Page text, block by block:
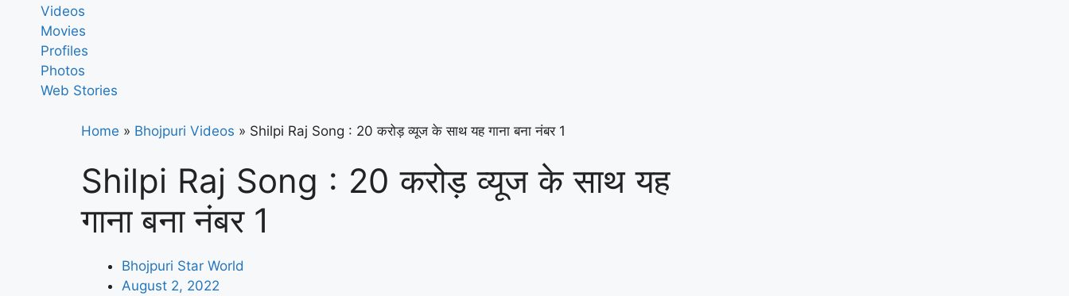
Videos
Movies
Profiles
Photos
Web Stories
Home » Bhojpuri Videos » Shilpi Raj Song : 20 करोड़ व्यूज के साथ यह गाना बना नंबर 1
Shilpi Raj Song : 20 करोड़ व्यूज के साथ यह
गाना बना नंबर 1
Bhojpuri Star World
August 2, 2022